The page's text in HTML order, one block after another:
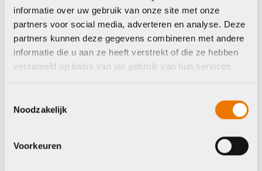
informatie over uw gebruik van onze site met onze
partners voor social media, adverteren en analyse. Deze
partners kunnen deze gegevens combineren met andere
informatie die u aan ze heeft verstrekt of die ze hebben
verzameld op basis van uw gebruik van hun services.
Noodzakelijk
Voorkeuren
Verlichting accessoires
en onderdelen
Trek Verlichting Ion
Pro RT koplamp
Zadels
Trek Zadel Verse
Trail 145 mm
Op voorraad in winkel